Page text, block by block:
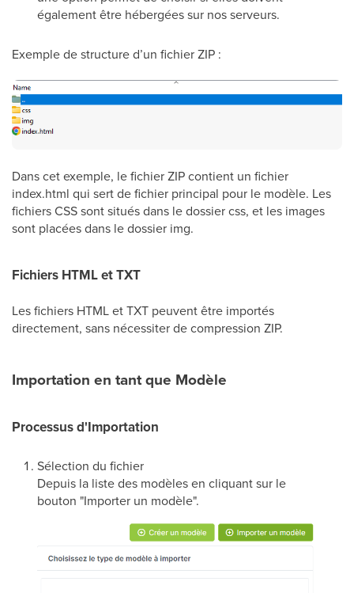
également être hébergées sur nos serveurs.
Exemple de structure d’un fichier ZIP :
Dans cet exemple, le fichier ZIP contient un fichier
index.html qui sert de fichier principal pour le modèle. Les
fichiers CSS sont situés dans le dossier css, et les images
sont placées dans le dossier img.
Fichiers HTML et TXT
Les fichiers HTML et TXT peuvent être importés
directement, sans nécessiter de compression ZIP.
Importation en tant que Modèle
Processus d'Importation
Sélection du fichier
Depuis la liste des modèles en cliquant sur le
bouton "Importer un modèle".